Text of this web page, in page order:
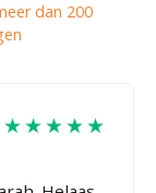
dan 200
★★★★★